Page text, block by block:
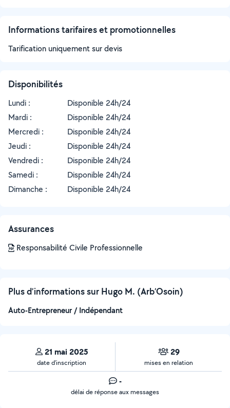
Informations tarifaires et promotionnelles
Tarification uniquement sur devis
Disponibilités
Lundi :
Disponible 24h/24
Mardi :
Disponible 24h/24
Mercredi :
Disponible 24h/24
Jeudi :
Disponible 24h/24
Vendredi :
Disponible 24h/24
Samedi :
Disponible 24h/24
Dimanche :
Disponible 24h/24
Assurances
Responsabilité Civile Professionnelle
Plus d’informations sur Hugo M. (Arb’Osoin)
Auto-Entrepreneur / Indépendant
21 mai 2025
date d’inscription
29
mises en relation
-
délai de réponse aux messages